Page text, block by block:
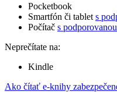
Pocketbook
Smartfón či tablet s
Počítač s
Neprečítate na:
Kindle
Ako čítať e-knihy